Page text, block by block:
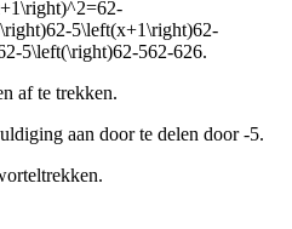
5\left(x+1\right)62-
5\left(\right)62-562-626.
af te trekken.
aan door te delen door -5.